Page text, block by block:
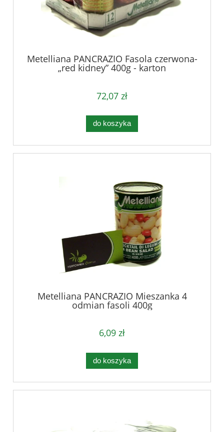
Metelliana PANCRAZIO Fasola czerwona-
„red kidney” 400g - karton
72,07 zł
do koszyka
Metelliana PANCRAZIO Mieszanka 4
odmian fasoli 400g
6,09 zł
do koszyka